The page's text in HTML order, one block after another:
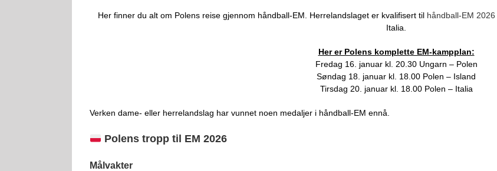
Her finner du alt om Polens reise gjennom håndball-EM. Herrelandslaget er kvalifisert til håndball-EM 2026
Italia.
Her er Polens komplette EM-kampplan:
Fredag 16. januar kl. 20.30 Ungarn – Polen
Søndag 18. januar kl. 18.00 Polen – Island
Tirsdag 20. januar kl. 18.00 Polen – Italia
Verken dame- eller herrelandslag har vunnet noen medaljer i håndball-EM ennå.
Polens tropp til EM 2026
Målvakter